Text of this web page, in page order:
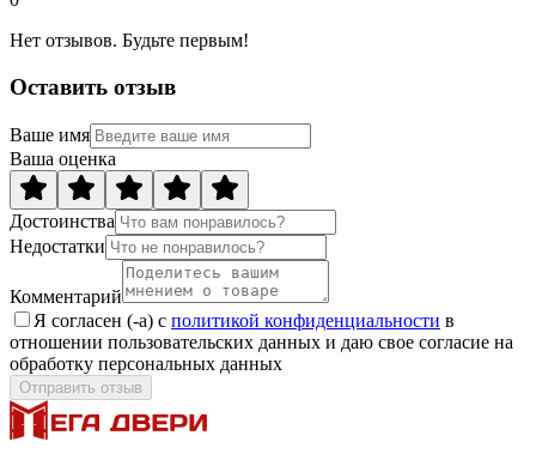
Нет отзывов. Будьте первым!
Оставить отзыв
Ваше имя
Ваша оценка
Достоинства
Недостатки
Комментарий
Я согласен (-а) с политикой конфиденциальности в
отношении пользовательских данных и даю свое согласие на
обработку персональных данных
Отправить отзыв